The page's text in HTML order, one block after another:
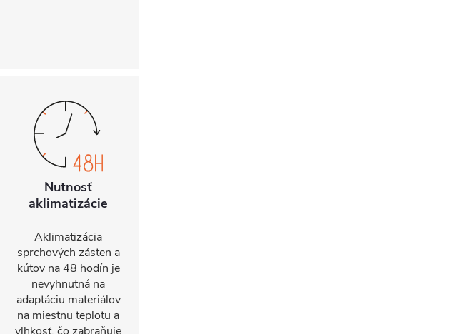
Nutnosť
aklimatizácie
Aklimatizácia
sprchových zásten a
kútov na 48 hodín je
nevyhnutná na
adaptáciu materiálov
na miestnu teplotu a